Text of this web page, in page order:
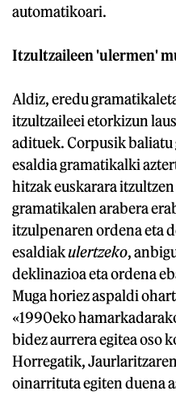
automatikoari.
Itzultzaileen 'ulermen'
Aldiz, eredu
itzultzaileei etorkizun
adituek. Corpusik baliatu
esaldia gramatikalki
hitzak euskarara
gramatikalen arabera
itzulpenaren ordena eta
esaldiakulertzeko,
deklinazioa eta ordena
Muga horiez aspaldi
«1990eko
bidez aurrera egitea oso
Horregatik,
oinarrituta egiten duena